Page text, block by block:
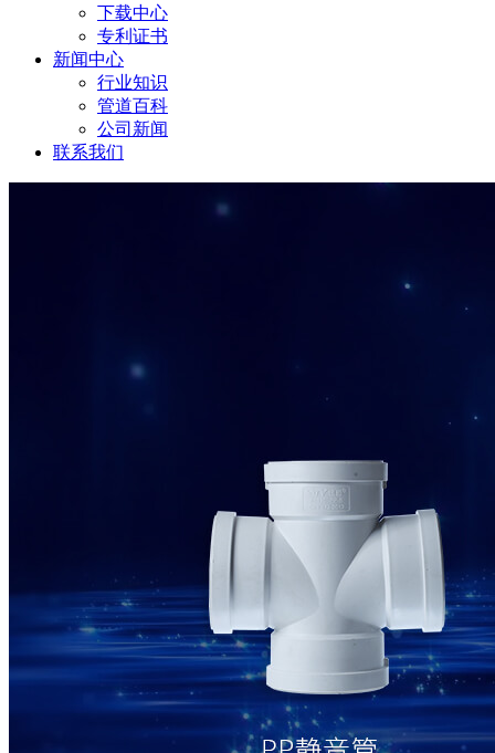
下载中心
专利证书
新闻中心
行业知识
管道百科
公司新闻
联系我们